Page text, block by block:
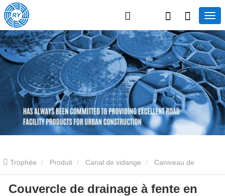
Trophée Produit Canal de vidange Caniveau de
drainage linéaire
Couvercle de drainage à fente en